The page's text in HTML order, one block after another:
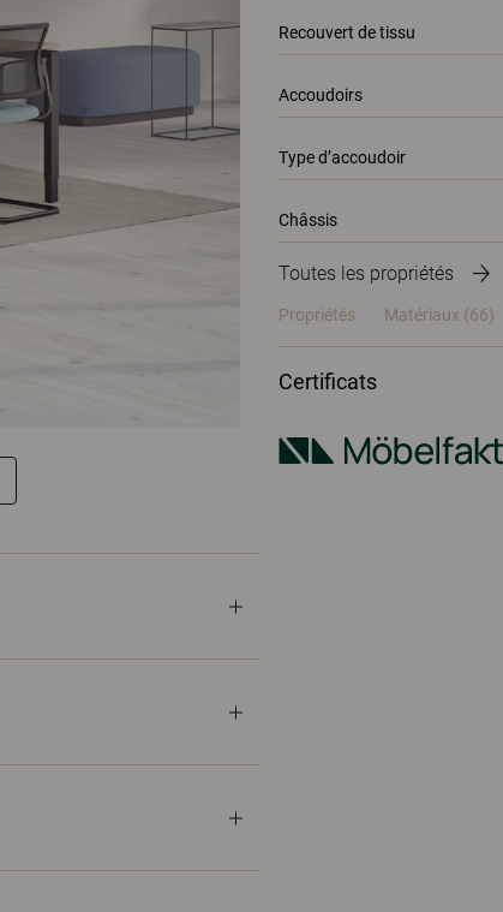
Recouvert de tissu
Accoudoirs
Type d’accoudoir
Châssis
Toutes les propriétés
Propriétés Matériaux (66)
Certificats